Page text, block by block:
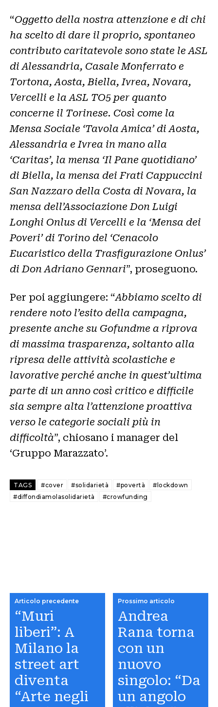
“Oggetto della nostra attenzione e di chi
ha scelto di dare il proprio, spontaneo
contributo caritatevole sono state le ASL
di Alessandria, Casale Monferrato e
Tortona, Aosta, Biella, Ivrea, Novara,
Vercelli e la ASL TO5 per quanto
concerne il Torinese. Così come la
Mensa Sociale ‘Tavola Amica’ di Aosta,
Alessandria e Ivrea in mano alla
‘Caritas’, la mensa ‘Il Pane quotidiano’
di Biella, la mensa dei Frati Cappuccini
San Nazzaro della Costa di Novara, la
mensa dell’Associazione Don Luigi
Longhi Onlus di Vercelli e la ‘Mensa dei
Poveri’ di Torino del ‘Cenacolo
Eucaristico della Trasfigurazione Onlus’
di Don Adriano Gennari”, proseguono.
Per poi aggiungere: “Abbiamo scelto di
rendere noto l’esito della campagna,
presente anche su Gofundme a riprova
di massima trasparenza, soltanto alla
ripresa delle attività scolastiche e
lavorative perché anche in quest’ultima
parte di un anno così critico e difficile
sia sempre alta l’attenzione proattiva
verso le categorie sociali più in
difficoltà”, chiosano i manager del
‘Gruppo Marazzato’.
TAGS #cover #solidarietà #povertà
#lockdown
#diffondiamolasolidarietà
#crowfunding
Articolo precedente
“Muri
liberi”: A
Milano la
street art
diventa
“Arte negli
Prossimo articolo
Andrea
Rana torna
con un
nuovo
singolo: “Da
un angolo